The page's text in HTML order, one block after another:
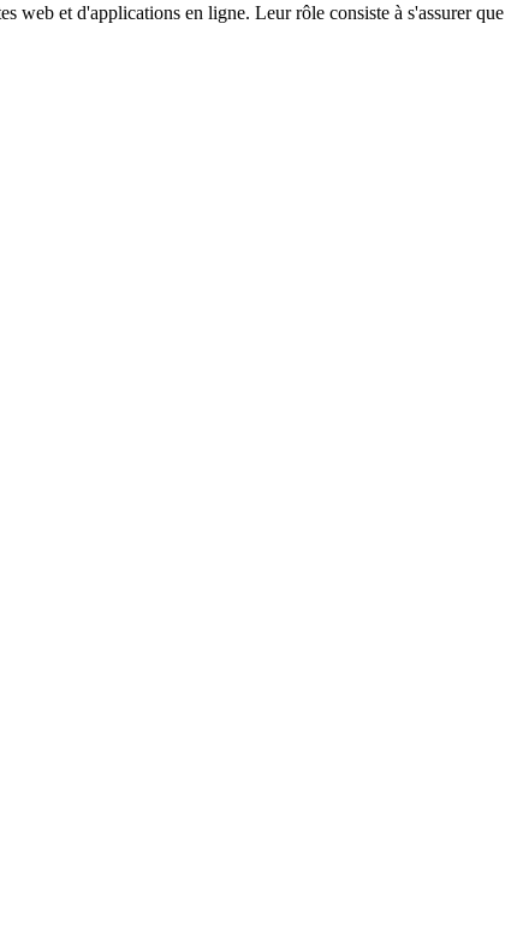
web et d'applications en ligne. Leur rôle consiste à s'assurer que